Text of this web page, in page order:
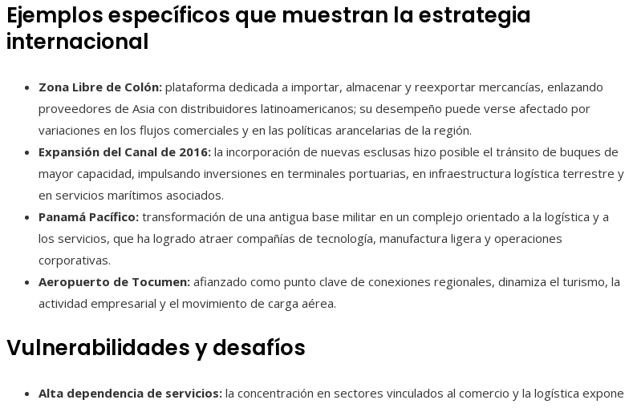
Ejemplos específicos que muestran la estrategia
internacional
Zona Libre de Colón: plataforma dedicada a importar, almacenar y reexportar mercancías, enlazando
proveedores de Asia con distribuidores latinoamericanos; su desempeño puede verse afectado por
variaciones en los flujos comerciales y en las políticas arancelarias de la región.
Expansión del Canal de 2016: la incorporación de nuevas esclusas hizo posible el tránsito de buques de
mayor capacidad, impulsando inversiones en terminales portuarias, en infraestructura logística terrestre y
en servicios marítimos asociados.
Panamá Pacífico: transformación de una antigua base militar en un complejo orientado a la logística y a
los servicios, que ha logrado atraer compañías de tecnología, manufactura ligera y operaciones
corporativas.
Aeropuerto de Tocumen: afianzado como punto clave de conexiones regionales, dinamiza el turismo, la
actividad empresarial y el movimiento de carga aérea.
Vulnerabilidades y desafíos
Alta dependencia de servicios: la concentración en sectores vinculados al comercio y la logística expone